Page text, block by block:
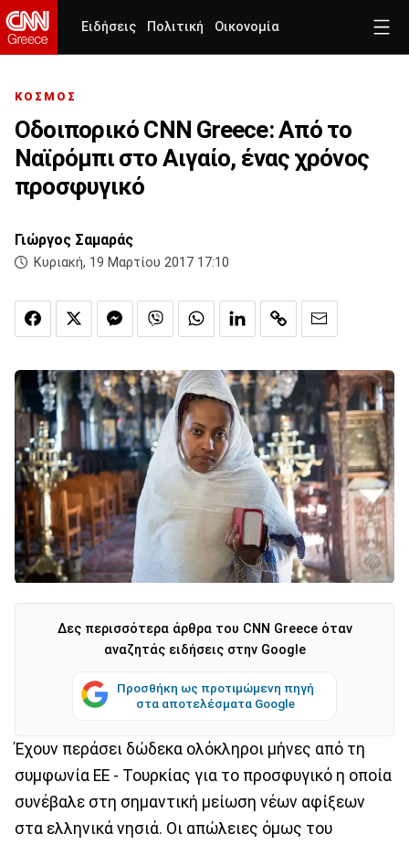
Ειδήσεις Πολιτική Οικονομία
ΚΟΣΜΟΣ
Οδοιπορικό CNN Greece: Από το
Ναϊρόμπι στο Αιγαίο, ένας χρόνος
προσφυγικό
Γιώργος Σαμαράς
Κυριακή, 19 Μαρτίου 2017 17:10
Δες περισσότερα άρθρα του CNN Greece όταν
αναζητάς ειδήσεις στην Google
Προσθήκη ως προτιμώμενη πηγή
στα αποτελέσματα Google
Έχουν περάσει δώδεκα ολόκληροι μήνες από τη
συμφωνία ΕΕ - Τουρκίας για το προσφυγικό η οποία
συνέβαλε στη σημαντική μείωση νέων αφίξεων
στα ελληνικά νησιά. Οι απώλειες όμως του